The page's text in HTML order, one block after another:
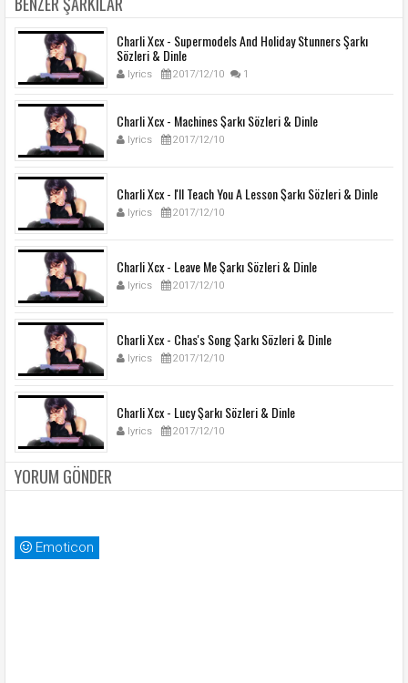
Charli Xcx - Supermodels And Holiday Stunners Şarkı
Sözleri & Dinle
lyrics 2017/12/10 1
Charli Xcx - Machines Şarkı Sözleri & Dinle
lyrics 2017/12/10
Charli Xcx - I'll Teach You A Lesson Şarkı Sözleri & Dinle
lyrics 2017/12/10
Charli Xcx - Leave Me Şarkı Sözleri & Dinle
lyrics 2017/12/10
Charli Xcx - Chas's Song Şarkı Sözleri & Dinle
lyrics 2017/12/10
Charli Xcx - Lucy Şarkı Sözleri & Dinle
lyrics 2017/12/10
YORUM GÖNDER
Emoticon